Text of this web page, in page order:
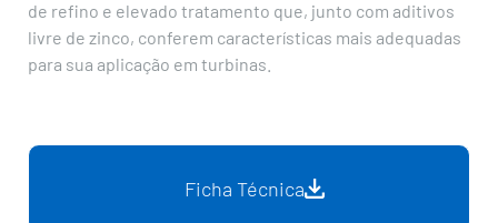
de refino e elevado tratamento que, junto com aditivos
livre de zinco, conferem características mais adequadas
para sua aplicação em turbinas.
Ficha Técnica